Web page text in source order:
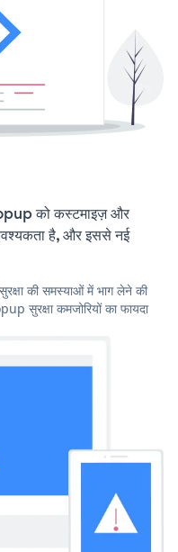
को कस्टमाइज़ और
है, और इससे नई
की समस्याओं में भाग लेने की
सुरक्षा कमजोरियों का फायदा